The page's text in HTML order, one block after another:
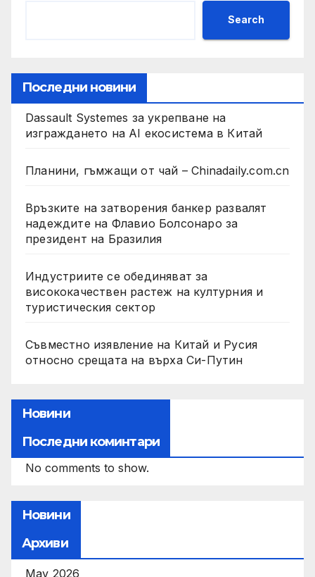
Search
Последни новини
Dassault Systemes за укрепване на
изграждането на AI екосистема в Китай
Планини, гъмжащи от чай – Chinadaily.com.cn
Връзките на затворения банкер развалят
надеждите на Флавио Болсонаро за
президент на Бразилия
Индустриите се обединяват за
висококачествен растеж на културния и
туристическия сектор
Съвместно изявление на Китай и Русия
относно срещата на върха Си-Путин
Новини
Последни коминтари
No comments to show.
Новини
Архиви
May 2026